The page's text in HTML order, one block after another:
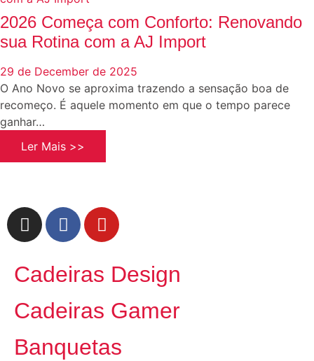
2026 Começa com Conforto: Renovando
sua Rotina com a AJ Import
29 de December de 2025
O Ano Novo se aproxima trazendo a sensação boa de
recomeço. É aquele momento em que o tempo parece
ganhar…
Ler Mais >>
Cadeiras Design
Cadeiras Gamer
Banquetas